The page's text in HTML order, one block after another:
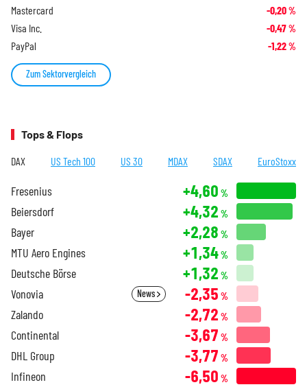
Mastercard -0,20%
Visa Inc. -0,47%
PayPal -1,22%
Zum Sektorvergleich
Tops & Flops
DAX US Tech 100 US 30 MDAX SDAX EuroStoxx
Fresenius +4,60 %
Beiersdorf +4,32 %
Bayer +2,28 %
MTU Aero Engines +1,34%
Deutsche Börse +1,32 %
Vonovia News -2,35 %
Zalando -2,72 %
Continental -3,67 %
DHL Group -3,77 %
Infineon -6,50 %